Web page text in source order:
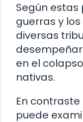
Según estas
guerras y
diversas
en el
nativas.
En contraste
puede